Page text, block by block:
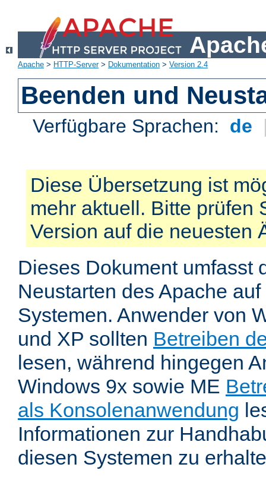
Apache > HTTP-Server> Dokumentation > Version 2.4
Beenden und
Verfügbare Sprachen: de
Diese Übersetzung ist
mehr aktuell. Bitte prüfen
Version auf die neuesten
Dieses Dokument umfasst
Neustarten des Apache
Systemen. Anwender von
und XP sollten Betreiben
lesen, während hingegen
Windows 9x sowie ME
als Konsolenanwendung
Informationen zur
diesen Systemen zu